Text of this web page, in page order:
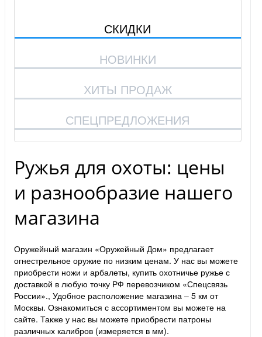
СКИДКИ
НОВИНКИ
ХИТЫ ПРОДАЖ
СПЕЦПРЕДЛОЖЕНИЯ
Ружья для охоты: цены
и разнообразие нашего
магазина
Оружейный магазин «Оружейный Дом» предлагает
огнестрельное оружие по низким ценам. У нас вы можете
приобрести ножи и арбалеты, купить охотничье ружье с
доставкой в любую точку РФ перевозчиком «Спецсвязь
России»., Удобное расположение магазина – 5 км от
Москвы. Ознакомиться с ассортиментом вы можете на
сайте. Также у нас вы можете приобрести патроны
различных калибров (измеряется в мм).